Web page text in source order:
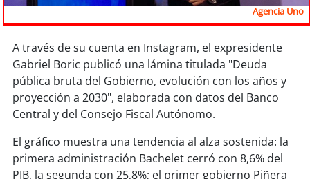
soycalama
soy antofagasta
soy copiapó
soyvalparaíso
Agencia Uno
A través de su cuenta en Instagram, el expresidente
Gabriel Boric publicó una lámina titulada "Deuda
pública bruta del Gobierno, evolución con los años y
proyección a 2030", elaborada con datos del Banco
Central y del Consejo Fiscal Autónomo.
El gráfico muestra una tendencia al alza sostenida: la
primera administración Bachelet cerró con 8,6% del
PIB, la segunda con 25,8%; el primer gobierno Piñera